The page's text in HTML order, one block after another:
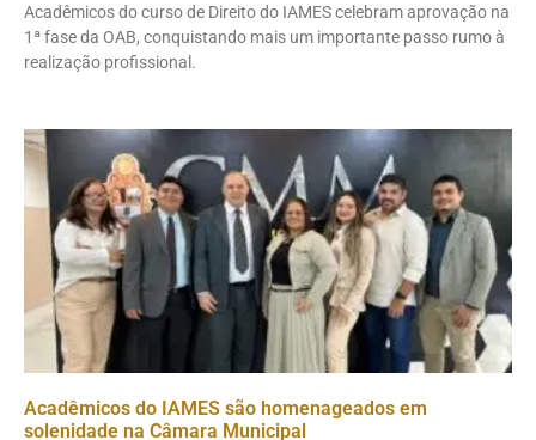
Acadêmicos do curso de Direito do IAMES celebram aprovação na
1ª fase da OAB, conquistando mais um importante passo rumo à
realização profissional.
Acadêmicos do IAMES são homenageados em
solenidade na Câmara Municipal